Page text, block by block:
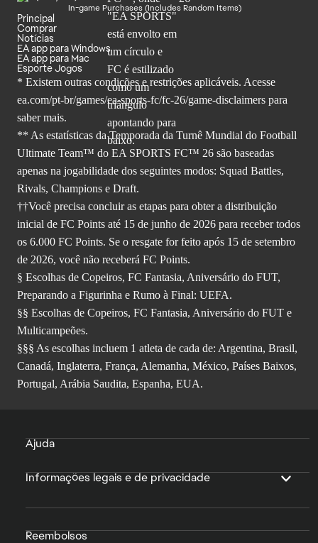
In-game Purchases (Includes Random Items)
Principal
Comprar
Notícias
EA app para Windows
EA app para Mac
Esporte Jogos
* Existem outras condições e restrições aplicáveis. Acesse
ea.com/pt-br/games/ea-sports-fc/fc-26/game-disclaimers para
saber mais.
** As estatísticas da Temporada da Turnê Mundial do Football
Ultimate Team™ do EA SPORTS FC™ 26 são baseadas
apenas na jogabilidade dos seguintes modos: Squad Battles,
Rivals, Champions e Draft.
††Você precisa concluir as etapas para obter a distribuição
inicial de FC Points até 15 de junho de 2026 para receber todos
os 6.000 FC Points. Se o resgate for feito após 15 de setembro
de 2026, você não receberá FC Points.
§ Escolhas de Copeiros, FC Fantasia, Aniversário do FUT,
Preparando a Figurinha e Rumo à Final: UEFA.
§§ Escolhas de Copeiros, FC Fantasia, Aniversário do FUT e
Multicampeões.
§§§ As escolhas incluem 1 atleta de cada de: Argentina, Brasil,
Canadá, Inglaterra, França, Alemanha, México, Países Baixos,
Portugal, Arábia Saudita, Espanha, EUA.
Ajuda
Informações legais e de privacidade
Reembolsos